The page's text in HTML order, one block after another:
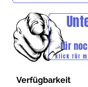
Verfügbarkeit